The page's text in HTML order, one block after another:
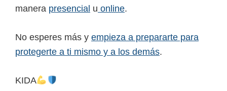
manera presencial u online.
No esperes más y empieza a prepararte para
protegerte a ti mismo y a los demás.
KIDA